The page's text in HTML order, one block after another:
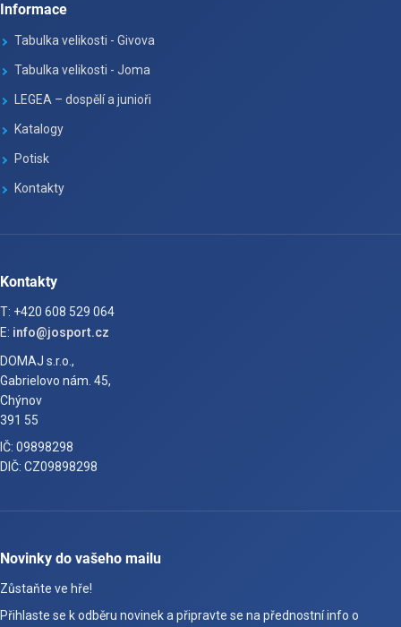
Informace
Tabulka velikosti - Givova
Tabulka velikosti - Joma
LEGEA – dospělí a junioři
Katalogy
Potisk
Kontakty
Kontakty
T: +420 608 529 064
E: info@josport.cz
DOMAJ s.r.o.,
Gabrielovo nám. 45,
Chýnov
391 55
IČ: 09898298
DIČ: CZ09898298
Novinky do vašeho mailu
Zůstaňte ve hře!
Přihlaste se k odběru novinek a připravte se na přednostní info o